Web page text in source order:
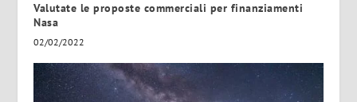
Valutate le proposte commerciali per finanziamenti
Nasa
02/02/2022